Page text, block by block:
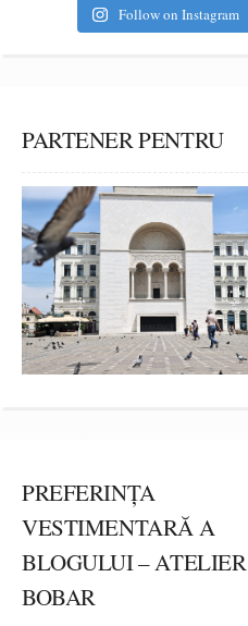
Follow on Instagram
PARTENER PENTRU
PREFERINȚA
VESTIMENTARĂ A
BLOGULUI – ATELIER
BOBAR